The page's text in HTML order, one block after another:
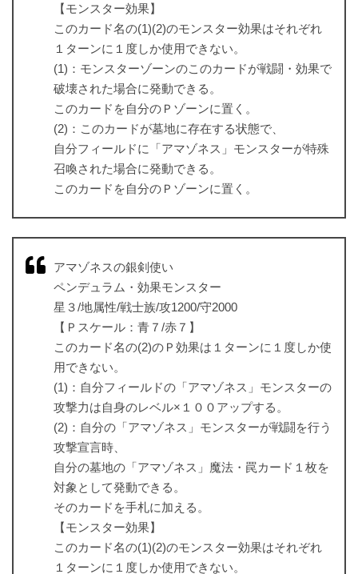
【モンスター効果】
このカード名の(1)(2)のモンスター効果はそれぞれ
１ターンに１度しか使用できない。
(1)：モンスターゾーンのこのカードが戦闘・効果で
破壊された場合に発動できる。
このカードを自分のＰゾーンに置く。
(2)：このカードが墓地に存在する状態で、
自分フィールドに「アマゾネス」モンスターが特殊
召喚された場合に発動できる。
このカードを自分のＰゾーンに置く。
アマゾネスの銀剣使い
ペンデュラム・効果モンスター
星３/地属性/戦士族/攻1200/守2000
【Ｐスケール：青７/赤７】
このカード名の(2)のＰ効果は１ターンに１度しか使
用できない。
(1)：自分フィールドの「アマゾネス」モンスターの
攻撃力は自身のレベル×１００アップする。
(2)：自分の「アマゾネス」モンスターが戦闘を行う
攻撃宣言時、
自分の墓地の「アマゾネス」魔法・罠カード１枚を
対象として発動できる。
そのカードを手札に加える。
【モンスター効果】
このカード名の(1)(2)のモンスター効果はそれぞれ
１ターンに１度しか使用できない。